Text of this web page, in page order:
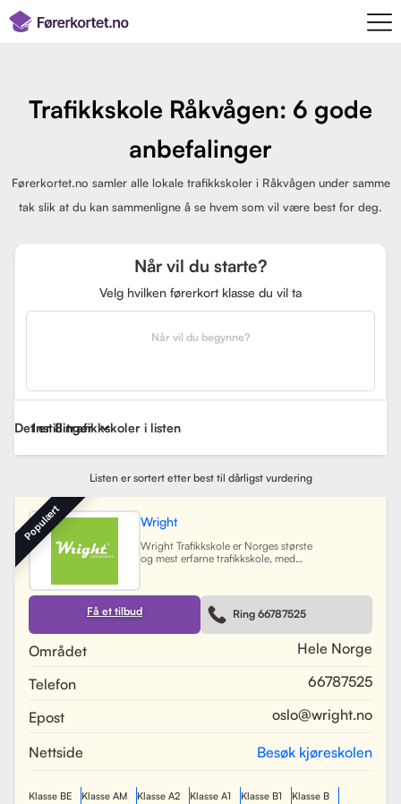
Trafikkskole Råkvågen: 6 gode
anbefalinger
Førerkortet.no samler alle lokale trafikkskoler i Råkvågen under samme
tak slik at du kan sammenligne å se hvem som vil være best for deg.
Når vil du starte?
Velg hvilken førerkort klasse du vil ta
Når vil du begynne?
Det er 8 trafikkskoler i listen
Instillinger
Listen er sortert etter best til dårligst vurdering
Wright
Wright Trafikkskole er Norges største
og mest erfarne trafikkskole, med
Trøndelag. Siden oppstarten har
skolen hatt som mål å tilby
profesjonell og engasjert
trafikopplæring for både
kjøretimer med all nødvendig
moderne digitale systemer for å
gjøre det enkelt for elever å booke
sine trafikklærere.
Les mer
Få et tilbud Ring 66787525
Området
Hele Norge
Telefon
66787525
Epost
oslo@wright.no
Nettside Besøk kjøreskolen
Populært
Klasse BE Klasse AM Klasse A2 Klasse A1 Klasse B1 Klasse B